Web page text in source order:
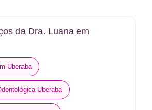
da Dra. Luana em
Uberaba
Uberaba